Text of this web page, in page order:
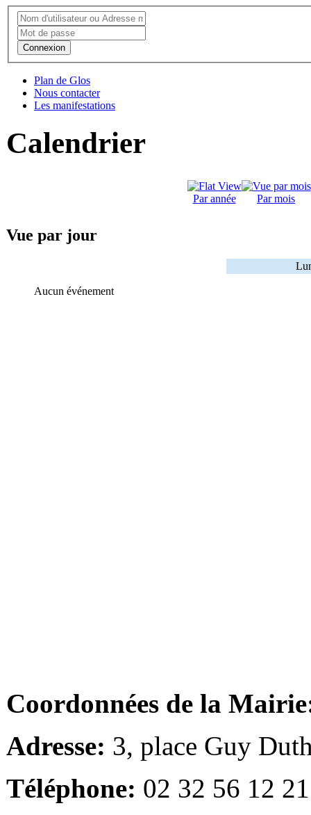
Connexion
Plan de Glos
Nous contacter
Les manifestations
Calendrier
Par année Par mois
Vue par jour
Aucun événement
Coordonnées de la
Adresse: 3, place Guy
Téléphone: 02 32 56 12 21